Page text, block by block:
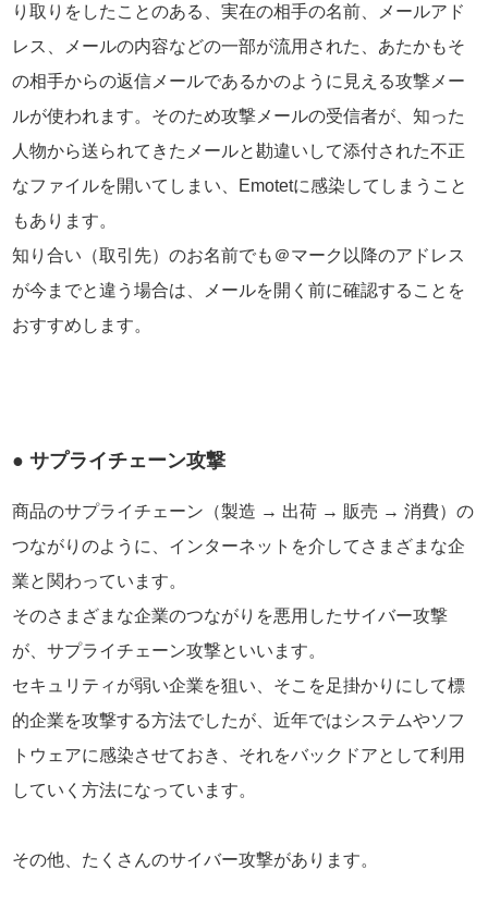
り取りをしたことのある、実在の相手の名前、メールアド
レス、メールの内容などの一部が流用された、あたかもそ
の相手からの返信メールであるかのように見える攻撃メー
ルが使われます。そのため攻撃メールの受信者が、知った
人物から送られてきたメールと勘違いして添付された不正
なファイルを開いてしまい、Emotetに感染してしまうこと
もあります。
知り合い（取引先）のお名前でも＠マーク以降のアドレス
が今までと違う場合は、メールを開く前に確認することを
おすすめします。
● サプライチェーン攻撃
商品のサプライチェーン（製造 → 出荷 → 販売 → 消費）の
つながりのように、インターネットを介してさまざまな企
業と関わっています。
そのさまざまな企業のつながりを悪用したサイバー攻撃
が、サプライチェーン攻撃といいます。
セキュリティが弱い企業を狙い、そこを足掛かりにして標
的企業を攻撃する方法でしたが、近年ではシステムやソフ
トウェアに感染させておき、それをバックドアとして利用
していく方法になっています。
その他、たくさんのサイバー攻撃があります。